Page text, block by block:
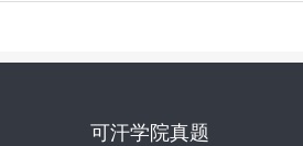
可汗学院真题